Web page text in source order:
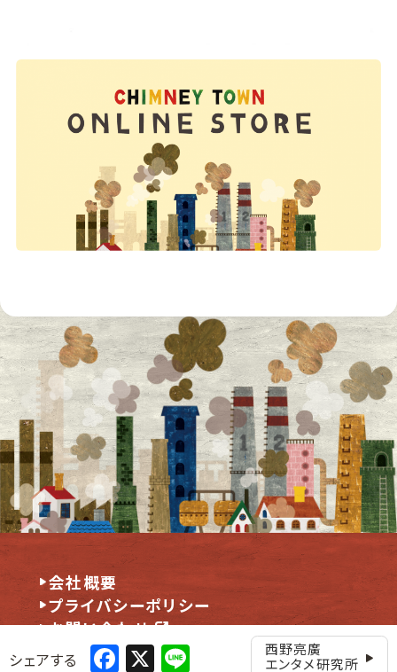
シェアする Facebook
X Line
西野亮廣
エンタメ研究所
会社概要
プライバシーポリシー
お問い合わせ